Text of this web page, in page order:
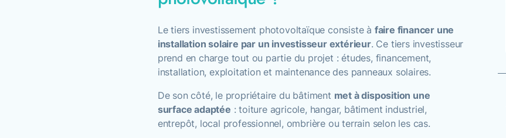
Le tiers investissement photovoltaïque consiste à faire financer une
installation solaire par un investisseur extérieur. Ce tiers investisseur
prend en charge tout ou partie du projet : études, financement,
installation, exploitation et maintenance des panneaux solaires.
De son côté, le propriétaire du bâtiment met à disposition une
surface adaptée : toiture agricole, hangar, bâtiment industriel,
entrepôt, local professionnel, ombrière ou terrain selon les cas.